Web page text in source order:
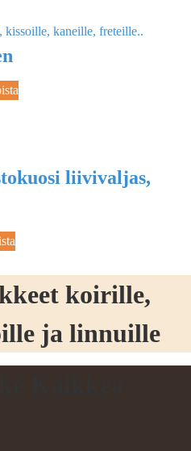
liivivaljas,
koirille,
ja linnuille